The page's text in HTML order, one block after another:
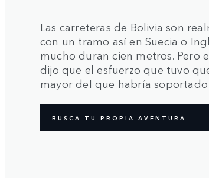
Las carreteras de Bolivia son
con un tramo así en Suecia o
mucho duran cien metros. Pero
dijo que el esfuerzo que tuvo
mayor del que habría
BUSCA TU PROPIA AVENTURA